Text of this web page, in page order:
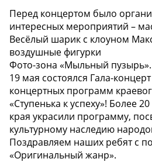
Перед концертом было
интересных мероприятий –
Весёлый шарик с клоуном
воздушные фигурки
Фото-зона «Мыльный
19 мая состоялся Гала-
концертных программ
«Ступенька к успеху»! Более
края украсили программу,
культурному наследию
Поздравляем наших ребят с
«Оригинальный жанр».